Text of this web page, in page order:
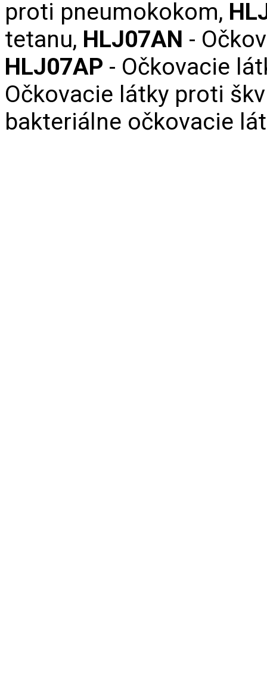
proti pneumokokom,
tetanu, HLJ07AN‌ -
HLJ07AP‌ - Očkovacie
Očkovacie látky proti
bakteriálne očkovacie